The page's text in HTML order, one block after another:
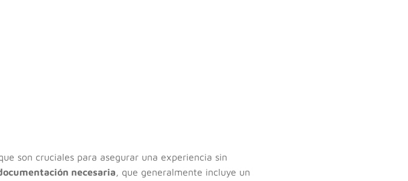
son cruciales para asegurar una experiencia sin
necesaria, que generalmente incluye un